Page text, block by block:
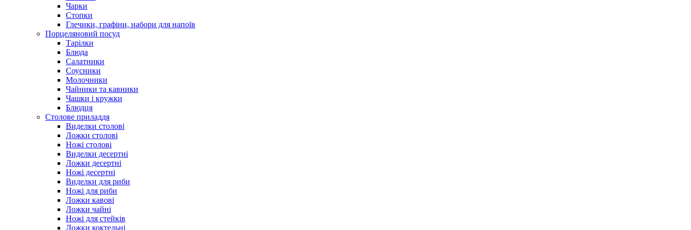
Чарки
Стопки
Глечики, графіни, набори для напоїв
Порцеляновий посуд
Тарілки
Блюда
Салатники
Соусники
Молочники
Чайники та кавники
Чашки і кружки
Блюдця
Столове приладдя
Виделки столові
Ложки столові
Ножі столові
Виделки десертні
Ложки десертні
Ножі десертні
Виделки для риби
Ножі для риби
Ложки кавові
Ложки чайні
Ножі для стейків
Ложки коктельні